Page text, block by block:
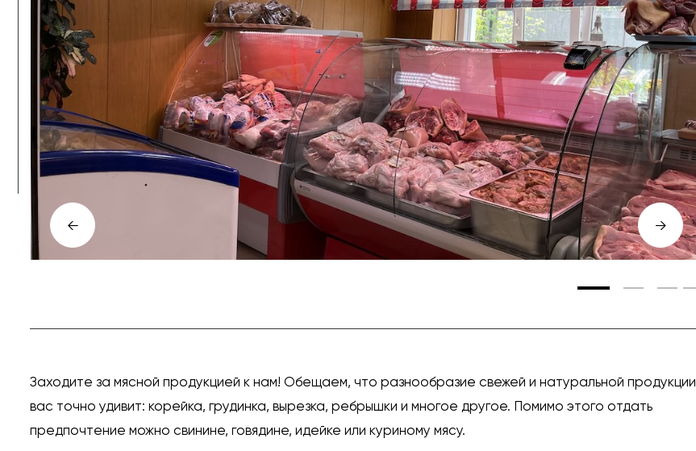
← →
Заходите за мясной продукцией к нам! Обещаем, что разнообразие свежей и натуральной продукции
вас точно удивит: корейка, грудинка, вырезка, ребрышки и многое другое. Помимо этого отдать
предпочтение можно свинине, говядине, идейке или куриному мясу.